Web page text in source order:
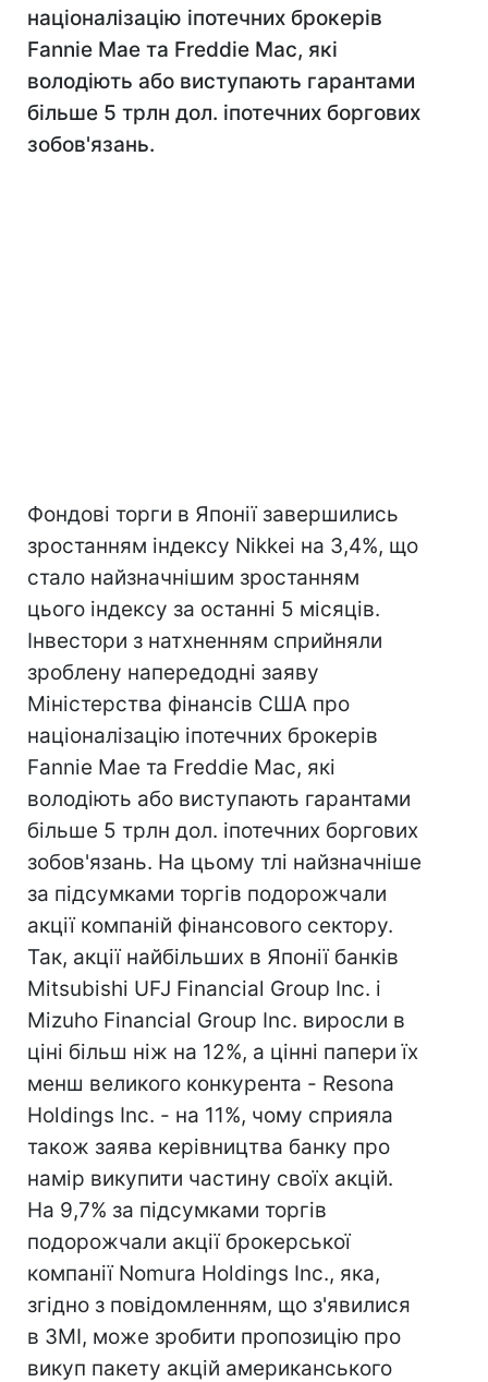
націоналізацію іпотечних брокерів
Fannie Mae та Freddie Mac, які
володіють або виступають гарантами
більше 5 трлн дол. іпотечних боргових
зобов'язань.
Фондові торги в Японії завершились
зростанням індексу Nikkei на 3,4%, що
стало найзначнішим зростанням
цього індексу за останні 5 місяців.
Інвестори з натхненням сприйняли
зроблену напередодні заяву
Міністерства фінансів США про
націоналізацію іпотечних брокерів
Fannie Mae та Freddie Mac, які
володіють або виступають гарантами
більше 5 трлн дол. іпотечних боргових
зобов'язань. На цьому тлі найзначніше
за підсумками торгів подорожчали
акції компаній фінансового сектору.
Так, акції найбільших в Японії банків
Mitsubishi UFJ Financial Group Inc. і
Mizuho Financial Group Inc. виросли в
ціні більш ніж на 12%, а цінні папери їх
менш великого конкурента - Resona
Holdings Inc. - на 11%, чому сприяла
також заява керівництва банку про
намір викупити частину своїх акцій.
На 9,7% за підсумками торгів
подорожчали акції брокерської
компанії Nomura Holdings Inc., яка,
згідно з повідомленням, що з'явилися
в ЗМІ, може зробити пропозицію про
викуп пакету акцій американського